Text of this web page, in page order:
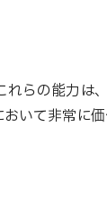
らの能力は
いて非常に価